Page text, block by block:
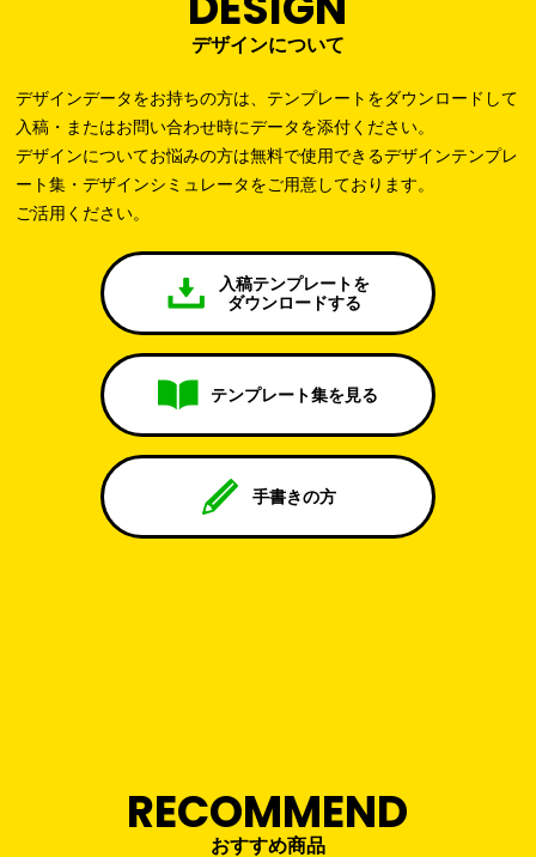
デザインについて
デザインデータをお持ちの方は、テンプレートをダウンロードして
入稿・またはお問い合わせ時にデータを添付ください。
デザインについてお悩みの方は無料で使用できるデザインテンプレ
ート集・デザインシミュレータをご用意しております。
ご活用ください。
入稿テンプレートを
ダウンロードする
テンプレート集を見る
手書きの方
RECOMMEND
おすすめ商品